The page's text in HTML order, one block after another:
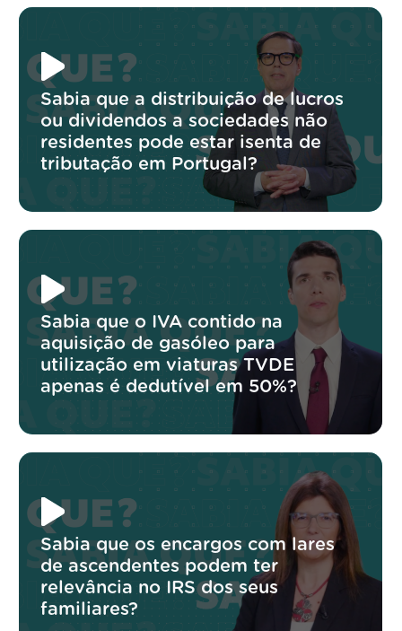
Sabia que a distribuição de lucros
ou dividendos a sociedades não
residentes pode estar isenta de
tributação em Portugal?
Sabia que o IVA contido na
aquisição de gasóleo para
utilização em viaturas TVDE
apenas é dedutível em 50%?
Sabia que os encargos com lares
de ascendentes podem ter
relevância no IRS dos seus
familiares?